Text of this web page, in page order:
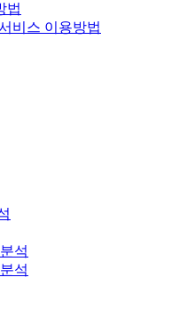
법
비스 이용방법
석
석